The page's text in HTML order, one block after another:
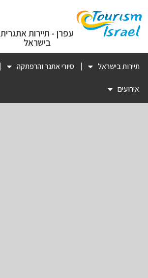
עפרן - תיירות אתגרית
בישראל
תיירות בישראל סיורי אתגר והרפתקה
אירועים